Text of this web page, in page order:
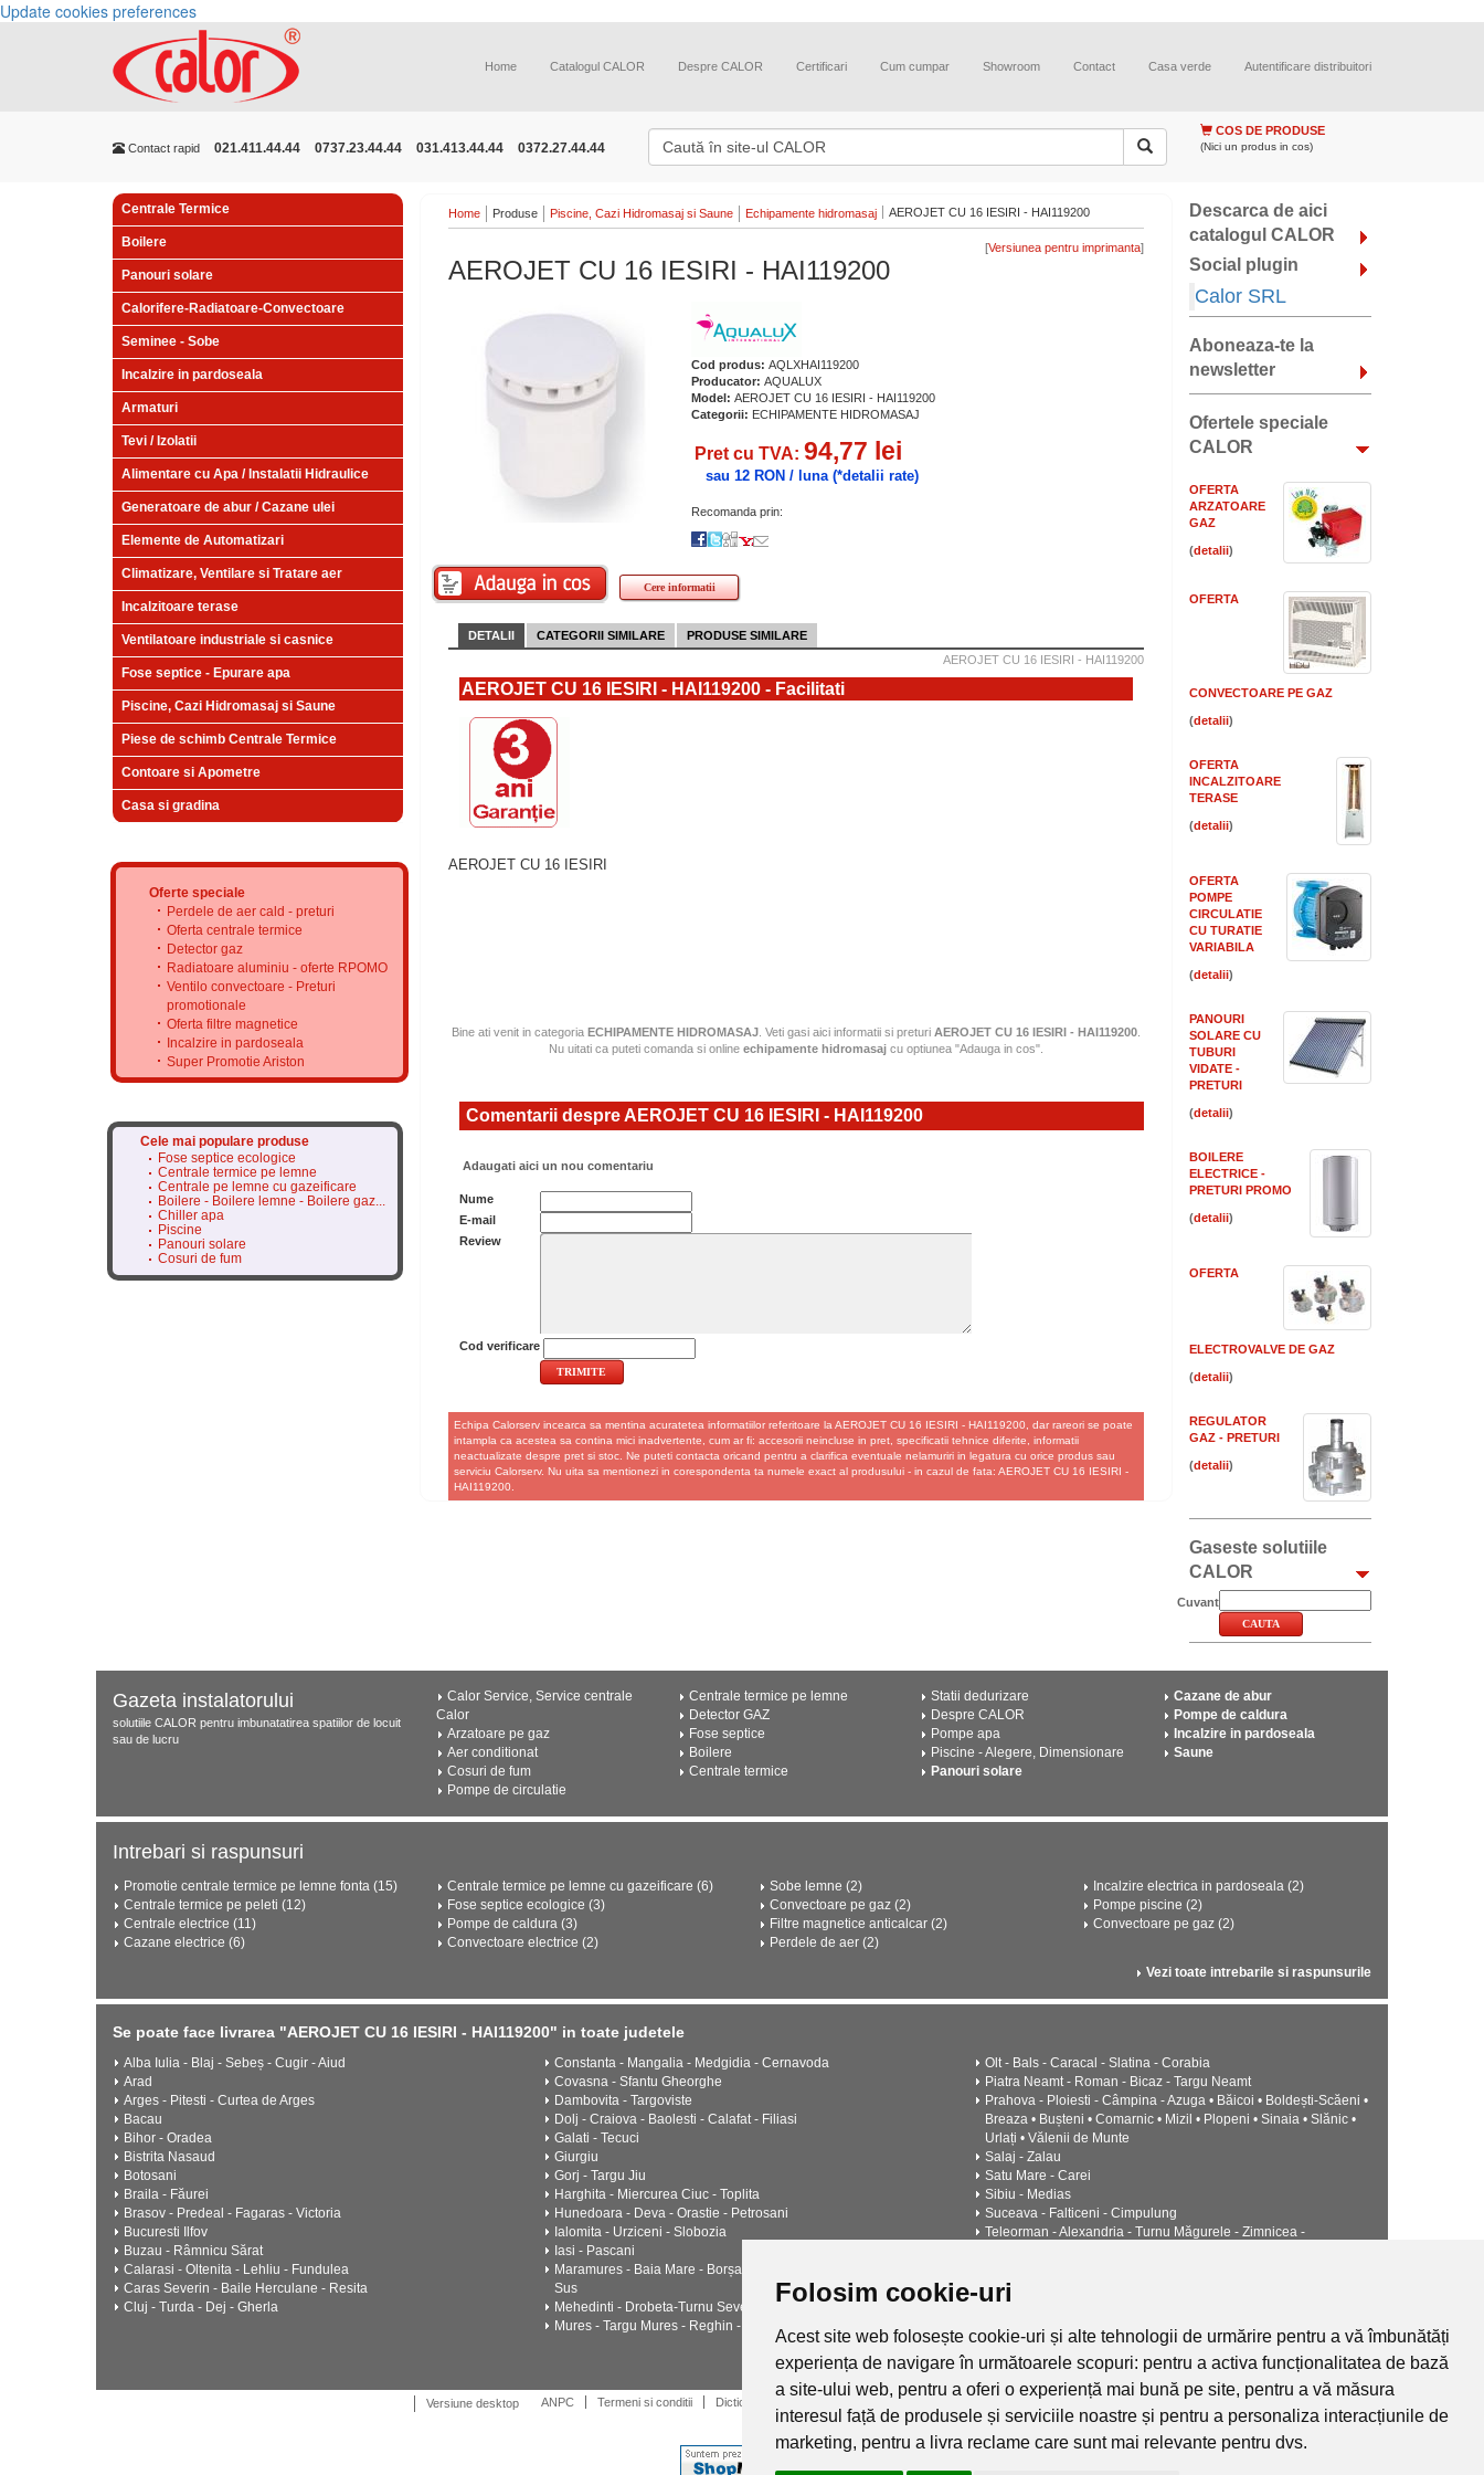
Folosim cookie-uri
Acest site web folosește cookie-uri și alte tehnologii de urmărire pentru a vă îmbunătăți
experiența de navigare în următoarele scopuri: pentru a activa funcționalitatea de bază
a site-ului web, pentru a oferi o experiență mai bună pe site, pentru a vă măsura
interesul față de produsele și serviciile noastre și pentru a personaliza interacțiunile de
marketing, pentru a livra reclame care sunt mai relevante pentru dvs.
Update cookies preferences
Home Catalogul CALOR Despre CALOR Certificari Cum cumpar Showroom Contact Casa verde Autentificare distribuitori
Contact rapid 021.411.44.44 0737.23.44.44 031.413.44.44 0372.27.44.44
COS DE PRODUSE
(Nici un produs in cos)
Centrale Termice
Boilere
Panouri solare
Calorifere-Radiatoare-Convectoare
Seminee - Sobe
Incalzire in pardoseala
Armaturi
Tevi / Izolatii
Alimentare cu Apa / Instalatii Hidraulice
Generatoare de abur / Cazane ulei
Elemente de Automatizari
Climatizare, Ventilare si Tratare aer
Incalzitoare terase
Ventilatoare industriale si casnice
Fose septice - Epurare apa
Piscine, Cazi Hidromasaj si Saune
Piese de schimb Centrale Termice
Contoare si Apometre
Casa si gradina
Oferte speciale
Perdele de aer cald - preturi
Oferta centrale termice
Detector gaz
Radiatoare aluminiu - oferte RPOMO
Ventilo convectoare - Preturi
promotionale
Oferta filtre magnetice
Incalzire in pardoseala
Super Promotie Ariston
Cele mai populare produse
Fose septice ecologice
Centrale termice pe lemne
Centrale pe lemne cu gazeificare
Boilere - Boilere lemne - Boilere gaz...
Chiller apa
Piscine
Panouri solare
Cosuri de fum
Home Produse Piscine, Cazi Hidromasaj si Saune Echipamente hidromasaj AEROJET CU 16 IESIRI - HAI119200
[ ]
AEROJET CU 16 IESIRI - HAI119200
Cod produs: AQLXHAI119200
Producator: AQUALUX
Model: AEROJET CU 16 IESIRI - HAI119200
Categorii: ECHIPAMENTE HIDROMASAJ
Pret cu TVA: 94,77 lei
sau 12 RON / luna (*detalii rate)
Recomanda prin:
Cere informatii
DETALII CATEGORII SIMILARE
PRODUSE SIMILARE
AEROJET CU 16 IESIRI - HAI119200
AEROJET CU 16 IESIRI - HAI119200 - Facilitati
AEROJET CU 16 IESIRI
Bine ati venit in categoria ECHIPAMENTE HIDROMASAJ. Veti gasi aici informatii si preturi AEROJET CU 16 IESIRI - HAI119200.
Nu uitati ca puteti comanda si online echipamente hidromasajcu optiunea "Adauga in cos".
Comentarii despre AEROJET CU 16 IESIRI - HAI119200
Adaugati aici un nou comentariu
Nume
E-mail
Review
Cod verificare
Echipa Calorserv incearca sa mentina acuratetea informatiilor referitoare la AEROJET CU 16 IESIRI - HAI119200, dar rareori se poate
intampla ca acestea sa contina mici inadvertente, cum ar fi: accesorii neincluse in pret, specificatii tehnice diferite, informatii
neactualizate despre pret si stoc. Ne puteti contacta oricand pentru a clarifica eventuale nelamuriri in legatura cu orice produs sau
serviciu Calorserv. Nu uita sa mentionezi in corespondenta ta numele exact al produsului - in cazul de fata: AEROJET CU 16 IESIRI -
HAI119200.
Descarca de aici
catalogul CALOR
Social plugin
Calor SRL
Aboneaza-te la
newsletter
Ofertele speciale
CALOR
OFERTA
ARZATOARE
GAZ
( )
OFERTA
CONVECTOARE PE GAZ
( )
OFERTA
INCALZITOARE
TERASE
( )
OFERTA
POMPE
CIRCULATIE
CU TURATIE
VARIABILA
( )
PANOURI
SOLARE CU
TUBURI
VIDATE -
PRETURI
( )
BOILERE
ELECTRICE -
PRETURI PROMO
( )
OFERTA
ELECTROVALVE DE GAZ
( )
REGULATOR
GAZ - PRETURI
( )
Gaseste solutiile
CALOR
Cuvant
Gazeta instalatorului
solutiile CALOR pentru imbunatatirea spatiilor de locuit
sau de lucru
Calor Service, Service centrale
Calor
Arzatoare pe gaz
Aer conditionat
Cosuri de fum
Pompe de circulatie
Centrale termice pe lemne
Detector GAZ
Fose septice
Boilere
Centrale termice
Statii dedurizare
Despre CALOR
Pompe apa
Piscine - Alegere, Dimensionare
Panouri solare
Cazane de abur
Pompe de caldura
Incalzire in pardoseala
Saune
Intrebari si raspunsuri
Promotie centrale termice pe lemne fonta (15)
Centrale termice pe peleti (12)
Centrale electrice (11)
Cazane electrice (6)
Centrale termice pe lemne cu gazeificare (6)
Fose septice ecologice (3)
Pompe de caldura (3)
Convectoare electrice (2)
Sobe lemne (2)
Convectoare pe gaz (2)
Filtre magnetice anticalcar (2)
Perdele de aer (2)
Incalzire electrica in pardoseala (2)
Pompe piscine (2)
Convectoare pe gaz (2)
Vezi toate intrebarile si raspunsurile
Se poate face livrarea "AEROJET CU 16 IESIRI - HAI119200" in toate judetele
Alba Iulia - Blaj - Sebeș - Cugir - Aiud
Arad
Arges - Pitesti - Curtea de Arges
Bacau
Bihor - Oradea
Bistrita Nasaud
Botosani
Braila - Făurei
Brasov - Predeal - Fagaras - Victoria
Bucuresti Ilfov
Buzau - Râmnicu Sărat
Calarasi - Oltenita - Lehliu - Fundulea
Caras Severin - Baile Herculane - Resita
Cluj - Turda - Dej - Gherla
Constanta - Mangalia - Medgidia - Cernavoda
Covasna - Sfantu Gheorghe
Dambovita - Targoviste
Dolj - Craiova - Baolesti - Calafat - Filiasi
Galati - Tecuci
Giurgiu
Gorj - Targu Jiu
Harghita - Miercurea Ciuc - Toplita
Hunedoara - Deva - Orastie - Petrosani
Ialomita - Urziceni - Slobozia
Iasi - Pascani
Maramures - Baia Mare - Borșa - Sighetu Marmatiei - Viseu de
Sus
Mehedinti - Drobeta-Turnu Severin - Orșova
Mures - Targu Mures - Reghin - Sighisoara
Olt - Bals - Caracal - Slatina - Corabia
Piatra Neamt - Roman - Bicaz - Targu Neamt
Prahova - Ploiesti - Câmpina - Azuga • Băicoi • Boldești-Scăeni •
Breaza • Bușteni • Comarnic • Mizil • Plopeni • Sinaia • Slănic •
Urlați • Vălenii de Munte
Salaj - Zalau
Satu Mare - Carei
Sibiu - Medias
Suceava - Falticeni - Cimpulung
Teleorman - Alexandria - Turnu Măgurele - Zimnicea -
Valcea - Drăgășani - Râmnicu Vâlcea - Băile Govora • Băile
Ocnele Mari
Vaslui - Birlad - Husi - Negresti - Barlad
Vrancea - Focșani - Adjud - Mărășești - Odobești - Panciu
Versiune desktop ANPC Termeni si conditii Dictionar Catalogul de instalatii termice, ventilatie si climatizare CALOR Politica de confidentialitate